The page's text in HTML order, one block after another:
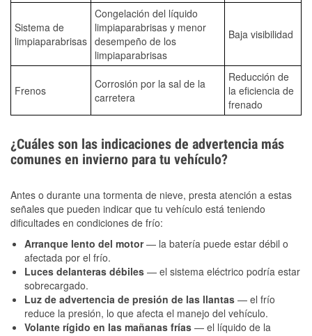
Sistema de
limpiaparabrisas
Congelación del líquido
limpiaparabrisas y menor
desempeño de los
limpiaparabrisas
Baja visibilidad
Frenos
Corrosión por la sal de la
carretera
Reducción de
la eficiencia de
frenado
¿Cuáles son las indicaciones de advertencia más
comunes en invierno para tu vehículo?
Antes o durante una tormenta de nieve, presta atención a estas
señales que pueden indicar que tu vehículo está teniendo
dificultades en condiciones de frío:
Arranque lento del motor— la batería puede estar débil o
afectada por el frío.
Luces delanteras débiles — el sistema eléctrico podría estar
sobrecargado.
Luz de advertencia de presión de las llantas — el frío
reduce la presión, lo que afecta el manejo del vehículo.
Volante rígido en las mañanas frías — el líquido de la